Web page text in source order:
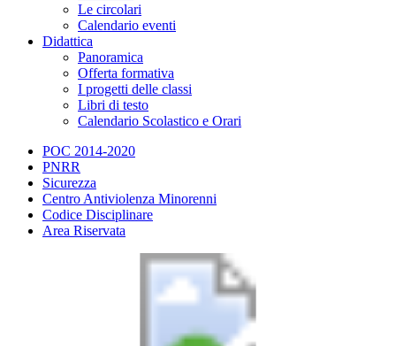
Le circolari
Calendario eventi
Didattica
Panoramica
Offerta formativa
I progetti delle classi
Libri di testo
Calendario Scolastico e Orari
POC 2014-2020
PNRR
Sicurezza
Centro Antiviolenza Minorenni
Codice Disciplinare
Area Riservata